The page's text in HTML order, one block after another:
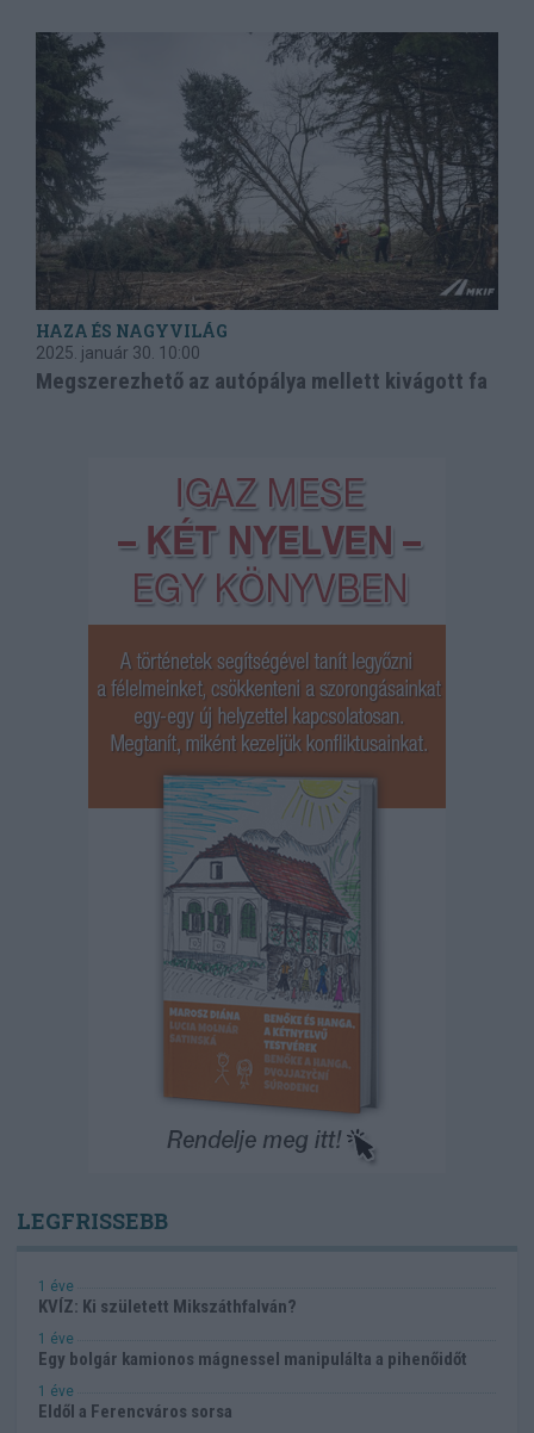
HAZA ÉS NAGYVILÁG
2025. január 30. 10:00
Megszerezhető az autópálya mellett kivágott fa
LEGFRISSEBB
1 éve
KVÍZ: Ki született Mikszáthfalván?
1 éve
Egy bolgár kamionos mágnessel manipulálta a pihenőidőt
1 éve
Eldől a Ferencváros sorsa